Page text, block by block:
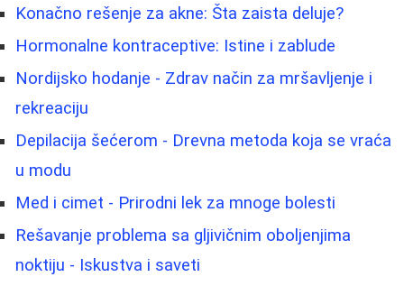
Konačno rešenje za akne: Šta zaista deluje?
Hormonalne kontraceptive: Istine i zablude
Nordijsko hodanje - Zdrav način za mršavljenje i
rekreaciju
Depilacija šećerom - Drevna metoda koja se vraća
u modu
Med i cimet - Prirodni lek za mnoge bolesti
Rešavanje problema sa gljivičnim oboljenjima
noktiju - Iskustva i saveti